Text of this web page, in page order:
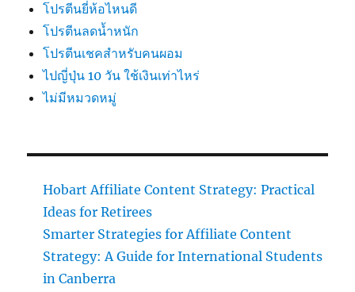
โปรตีนยี่ห้อไหนดี
โปรตีนลดน้ำหนัก
โปรตีนเชคสำหรับคนผอม
ไปญี่ปุ่น 10 วัน ใช้เงินเท่าไหร่
ไม่มีหมวดหมู่
Hobart Affiliate Content Strategy: Practical
Ideas for Retirees
Smarter Strategies for Affiliate Content
Strategy: A Guide for International Students
in Canberra